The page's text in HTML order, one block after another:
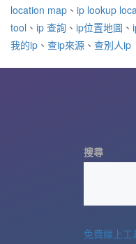
location map 、 ip lookup
tool 、 ip 查詢 、 ip位置地圖 、
我的ip 、 查ip來源 、 查別人ip
搜尋
免費線上工